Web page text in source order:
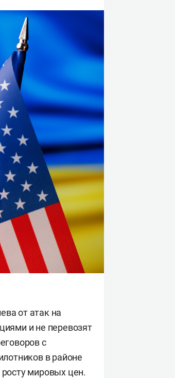
от атак на
и не перевозят
с
в районе
мировых цен.